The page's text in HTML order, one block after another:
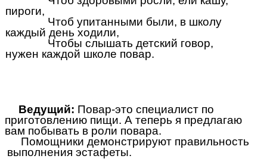
пироги,
Чтоб упитанными были, в школу
каждый день ходили,
Чтобы слышать детский говор,
нужен каждой школе повар.
Ведущий: Повар-это специалист по
приготовлению пищи. А теперь я предлагаю
вам побывать в роли повара.
Помощники демонстрируют правильность
выполнения эстафеты.